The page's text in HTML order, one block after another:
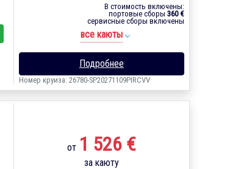
В стоимость включены:
портовые сборы 360 €
сервисные сборы включены
все каюты
Подробнее
Номер круиза: 26780-SP20271109PIRCVV
от 1 526 €
за каюту